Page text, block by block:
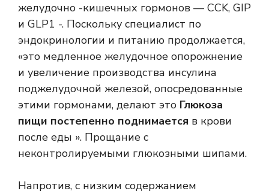
желудочно -кишечных гормонов — CCK, GIP
и GLP1 -. Поскольку специалист по
эндокринологии и питанию продолжается,
«это медленное желудочное опорожнение
и увеличение производства инсулина
поджелудочной железой, опосредованные
этими гормонами, делают это Глюкоза
пищи постепенно поднимается в крови
после еды ». Прощание с
неконтролируемыми глюкозными шипами.
Напротив, с низким содержанием